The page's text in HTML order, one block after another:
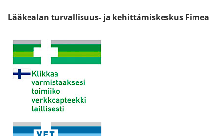
Lääkealan turvallisuus- ja kehittämiskeskus Fimea